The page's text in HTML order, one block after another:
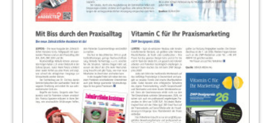
Trends
Redaktion
Grenzverschiebungen für eine
erfolgssichere „Endo“
Redaktion
ZA Zahnärztliche